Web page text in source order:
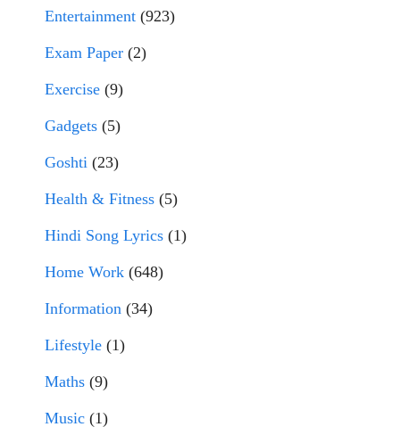
Entertainment (923)
Exam Paper (2)
Exercise (9)
Gadgets (5)
Goshti (23)
Health & Fitness (5)
Hindi Song Lyrics (1)
Home Work (648)
Information (34)
Lifestyle (1)
Maths (9)
Music (1)